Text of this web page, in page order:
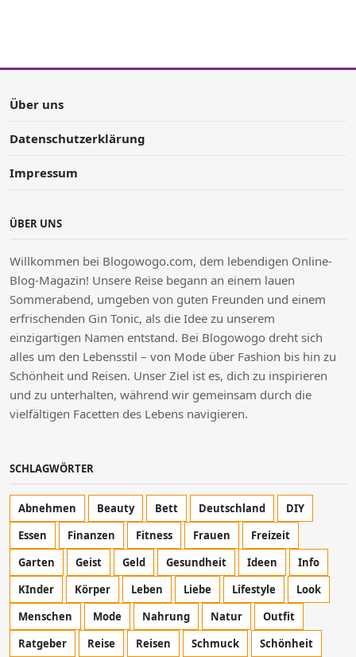
Über uns
Datenschutzerklärung
Impressum
ÜBER UNS
Willkommen bei Blogowogo.com, dem lebendigen Online-
Blog-Magazin! Unsere Reise begann an einem lauen
Sommerabend, umgeben von guten Freunden und einem
erfrischenden Gin Tonic, als die Idee zu unserem
einzigartigen Namen entstand. Bei Blogowogo dreht sich
alles um den Lebensstil – von Mode über Fashion bis hin zu
Schönheit und Reisen. Unser Ziel ist es, dich zu inspirieren
und zu unterhalten, während wir gemeinsam durch die
vielfältigen Facetten des Lebens navigieren.
SCHLAGWÖRTER
Abnehmen Beauty Bett Deutschland
DIY
Essen
Finanzen Fitness Frauen
Freizeit
Garten
Geist Geld Gesundheit Ideen
Info
KInder
Körper Leben Liebe Lifestyle
Look
Menschen
Mode Nahrung Natur
Outfit
Ratgeber
Reise Reisen Schmuck Schönheit